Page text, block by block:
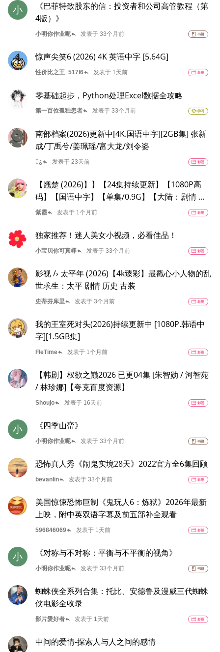
小
《巴菲特致股东的信：投资者和公司高管教程（第
4版）》
小明你作业呢reply 发表于 33个月前 book 书籍
惊声尖笑6 (2026) 4K 英语中字 [5.64G]
性价比之王_517l6reply 发表于 1天前 movie 影视
零基础起步，Python处理Excel数据全攻略
第一百位孤独患者reply 发表于 33个月前 school 学习
南部档案(2026)更新中[4K.国语中字][2GB集] 张新
成/丁禹兮/姜珮瑶/富大龙/刘令姿
¿ reply 发表于 23天前 movie 影视
【翘楚 (2026)】】【24集持续更新】【1080P高
码】【国语中字】【单集/0.9G】【大陆：剧情 】
【主演: 陈都灵 / 周翊然】
紫霞reply 发表于 1个月前 movie 影视
独家推荐！迷人美女小视频，必看佳品！
小宝贝你可真棒reply 发表于 33个月前 movie 影视
影视 /› 太平年 (2026)【4k臻彩】最戳心小人物的乱
世求生：太平 剧情 历史 古装
史蒂芬库里reply 发表于 3个月前 movie 影视
我的王室死对头(2026)持续更新中 [1080P.韩语中
字][1.5GB集]
FleTimereply 发表于 1个月前 movie 影视
【韩剧】权欲之巅2026 已更04集 [朱智勋 / 河智苑
/ 林珍娜]【夸克百度资源】
Shoujoreply 发表于 16天前 movie 影视
小 《四季山峦》
小明你作业呢reply 发表于 33个月前 book 书籍
恐怖真人秀《闹鬼实境28天》2022官方全6集回顾
bevanlinreply 发表于 33个月前 movie 影视
美国惊悚恐怖巨制《鬼玩人6：炼狱》2026年最新
上映，附中英双语字幕及前五部补全观看
596846069reply 发表于 1天前 movie 影视
小 《对称与不对称：平衡与不平衡的视角》
小明你作业呢reply 发表于 33个月前 book 书籍
蜘蛛侠全系列合集：托比、安德鲁及漫威三代蜘蛛
侠电影全收录
影片愛好者reply 发表于 1天前 movie 影视
中间的爱情-探索人与人之间的感情